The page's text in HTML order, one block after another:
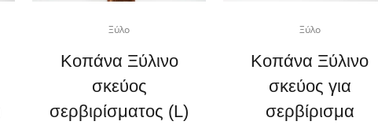
Ξύλο
Κοπάνα Ξύλινο
σκεύος
σερβιρίσματος (L)
Ξύλο
Κοπάνα Ξύλινο
σκεύος για
σερβίρισμα